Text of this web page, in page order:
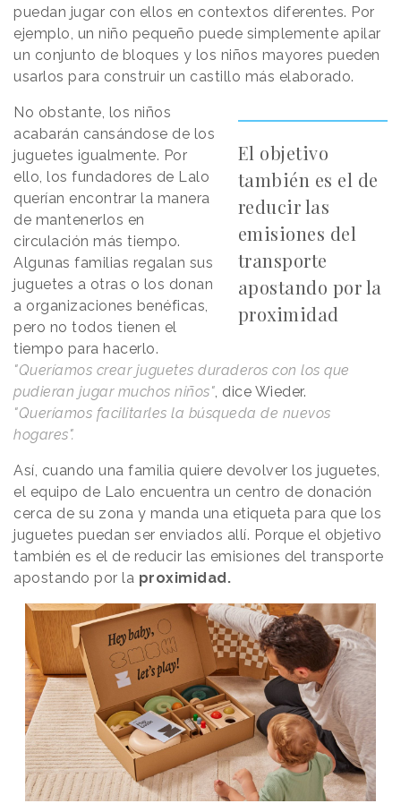
puedan jugar con ellos en contextos diferentes. Por
ejemplo, un niño pequeño puede simplemente apilar
un conjunto de bloques y los niños mayores pueden
usarlos para construir un castillo más elaborado.
El objetivo
también es el de
reducir las
emisiones del
transporte
apostando por la
proximidad
No obstante, los niños
acabarán cansándose de los
juguetes igualmente. Por
ello, los fundadores de Lalo
querían encontrar la manera
de mantenerlos en
circulación más tiempo.
Algunas familias regalan sus
juguetes a otras o los donan
a organizaciones benéficas,
pero no todos tienen el
tiempo para hacerlo.
"Queríamos crear juguetes duraderos con los que
pudieran jugar muchos niños", dice Wieder.
"Queríamos facilitarles la búsqueda de nuevos
hogares".
Así, cuando una familia quiere devolver los juguetes,
el equipo de Lalo encuentra un centro de donación
cerca de su zona y manda una etiqueta para que los
juguetes puedan ser enviados allí. Porque el objetivo
también es el de reducir las emisiones del transporte
apostando por la proximidad.